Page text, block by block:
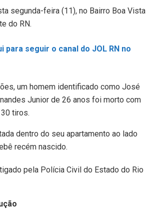
segunda-feira (11), no Bairro Boa Vista
do RN.
para seguir o canal do JOL RN no
um homem identificado como José
Junior de 26 anos foi morto com
tiros.
dentro do seu apartamento ao lado
recém nascido.
pela Polícia Civil do Estado do Rio